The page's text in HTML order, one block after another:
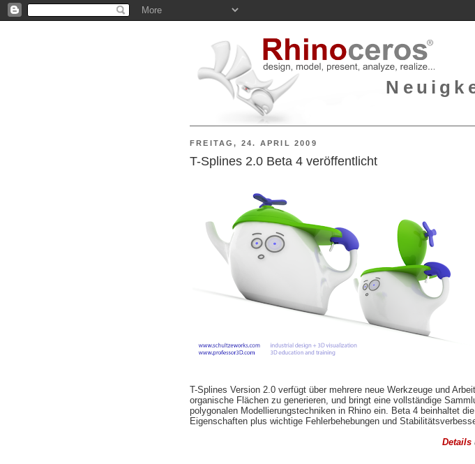
FREITAG, 24. APRIL 2009
T-Splines 2.0 Beta 4 veröffentlicht
T-Splines Version 2.0 verfügt über mehrere neue Werkzeuge und
organische Flächen zu generieren, und bringt eine vollständige
polygonalen Modellierungstechniken in Rhino ein. Beta 4 beinhaltet
Eigenschaften plus wichtige Fehlerbehebungen und
Details